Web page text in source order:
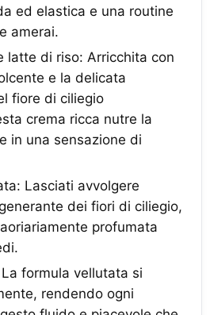
ed elastica e una routine
amerai.
latte di riso: Arricchita con
e la delicata
fiore di ciliegio
crema ricca nutre la
in una sensazione di
Lasciati avvolgere
dei fiori di ciliegio,
profumata
formula vellutata si
rendendo ogni